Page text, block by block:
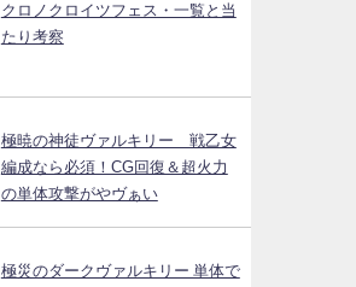
クロノクロイツフェス・一覧と当
たり考察
極暁の神徒ヴァルキリー 戦乙女
編成なら必須！CG回復＆超火力
の単体攻撃がやヴぁい
極災のダークヴァルキリー 単体で